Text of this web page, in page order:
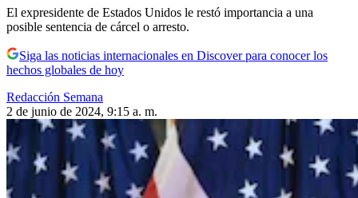
El expresidente de Estados Unidos le restó importancia a una
posible sentencia de cárcel o arresto.
Siga las noticias internacionales en Discover para conocer los
hechos globales de hoy
Redacción Semana
2 de junio de 2024, 9:15 a. m.